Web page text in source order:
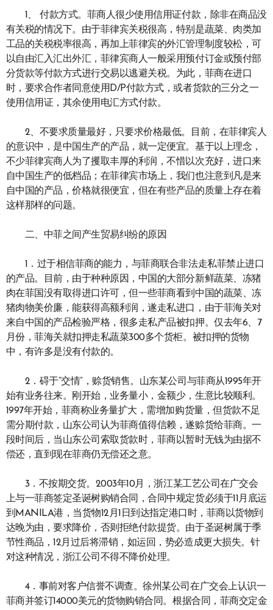
1、 付款方式。菲商人很少使用信用证付款，除非在商品没
有关税的情况下。由于菲律宾关税很高，特别是蔬菜、肉类加
工品的关税税率很高，再加上菲律宾的外汇管理制度较松，可
以自由汇入汇出外汇，菲律宾商人一般采用预付订金或预付部
分货款等付款方式进行交易以逃避关税。为此，菲商在进口
时，要求合作者同意使用D/P付款方式，或者货款的三分之一
使用信用证，其余使用电汇方式付款。
2、不要求质量最好，只要求价格最低。目前，在菲律宾人
的意识中，是中国生产的产品，就一定便宜。基于以上理念，
不少菲律宾商人为了攫取丰厚的利润，不惜以次充好，进口来
自中国生产的低档品；在菲律宾市场上，我们也注意到凡是来
自中国的产品，价格就很便宜，但在有些产品的质量上存在着
这样那样的问题。
二、中菲之间产生贸易纠纷的原因
1．过于相信菲商的能力，与菲商联合非法走私菲禁止进口
的产品。目前，由于种种原因，中国的大部分新鲜蔬菜、冻猪
肉在菲国没有取得进口许可，但一些菲商看到中国的蔬菜、冻
猪肉物美价廉，能获得高额利润，遂走私进口，由于菲海关对
来自中国的产品检验严格，很多走私产品被扣押。仅去年6、7
月份，菲海关就扣押走私蔬菜300多个货柜。被扣押的货物
中，有许多是没有付款的。
2．碍于“交情”，赊货销售。山东某公司与菲商从1995年开
始有业务往来。刚开始，业务量小，金额少，生意比较顺利。
1997年开始，菲商称业务量扩大，需增加购货量，但货款不足
需分期付款，山东公司认为菲商值得信赖，遂赊货给菲商。一
段时间后，当山东公司索取货款时，菲商以暂时无钱为由据不
偿还，直到现在菲商仍无偿还之意。
3．不按期交货。2003年10月，浙江某工艺公司在广交会
上与一菲商签定圣诞树购销合同，合同中规定货必须于11月底运
到MANILA港，当货物12月1日到达指定港口时，菲商以货物到
达晚为由，要求降价，否则拒绝付款提货。由于圣诞树属于季
节性商品，12月过后将滞销，如运回，势必造成更大损失。针
对这种情况，浙江公司不得不降价处理。
4．事前对客户信誉不调查。徐州某公司在广交会上认识一
菲商并签订14000美元的货物购销合同。根据合同，菲商交定金